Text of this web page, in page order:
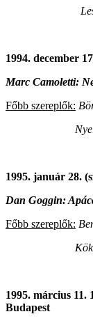
Lesznek
1994. december
Marc Camoletti:
Főbb szereplők:
Nyertes
1995. január 28.
Dan Goggin:
Főbb szereplők:
1995. március
Budapest